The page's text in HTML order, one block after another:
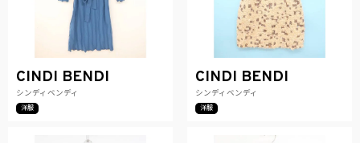
CINDI BENDI
シンディベンディ
洋服
CINDI BENDI
シンディベンディ
洋服